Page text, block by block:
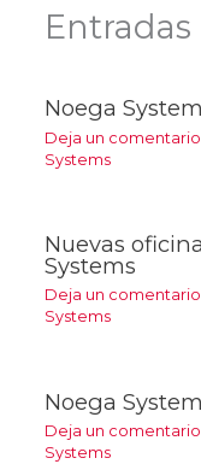
Noega
Deja un comentario
Systems
Nuevas
Systems
Deja un comentario
Systems
Noega
Deja un comentario
Systems